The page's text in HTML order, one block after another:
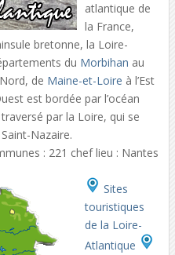
atlantique de
la France,
bretonne, la Loire-
du Morbihan au
de Maine-et-Loire à l’Est
est bordée par l’océan
par la Loire, qui se
Nazaire.
: 221 chef lieu : Nantes
Sites
touristiques
de la Loire-
Atlantique